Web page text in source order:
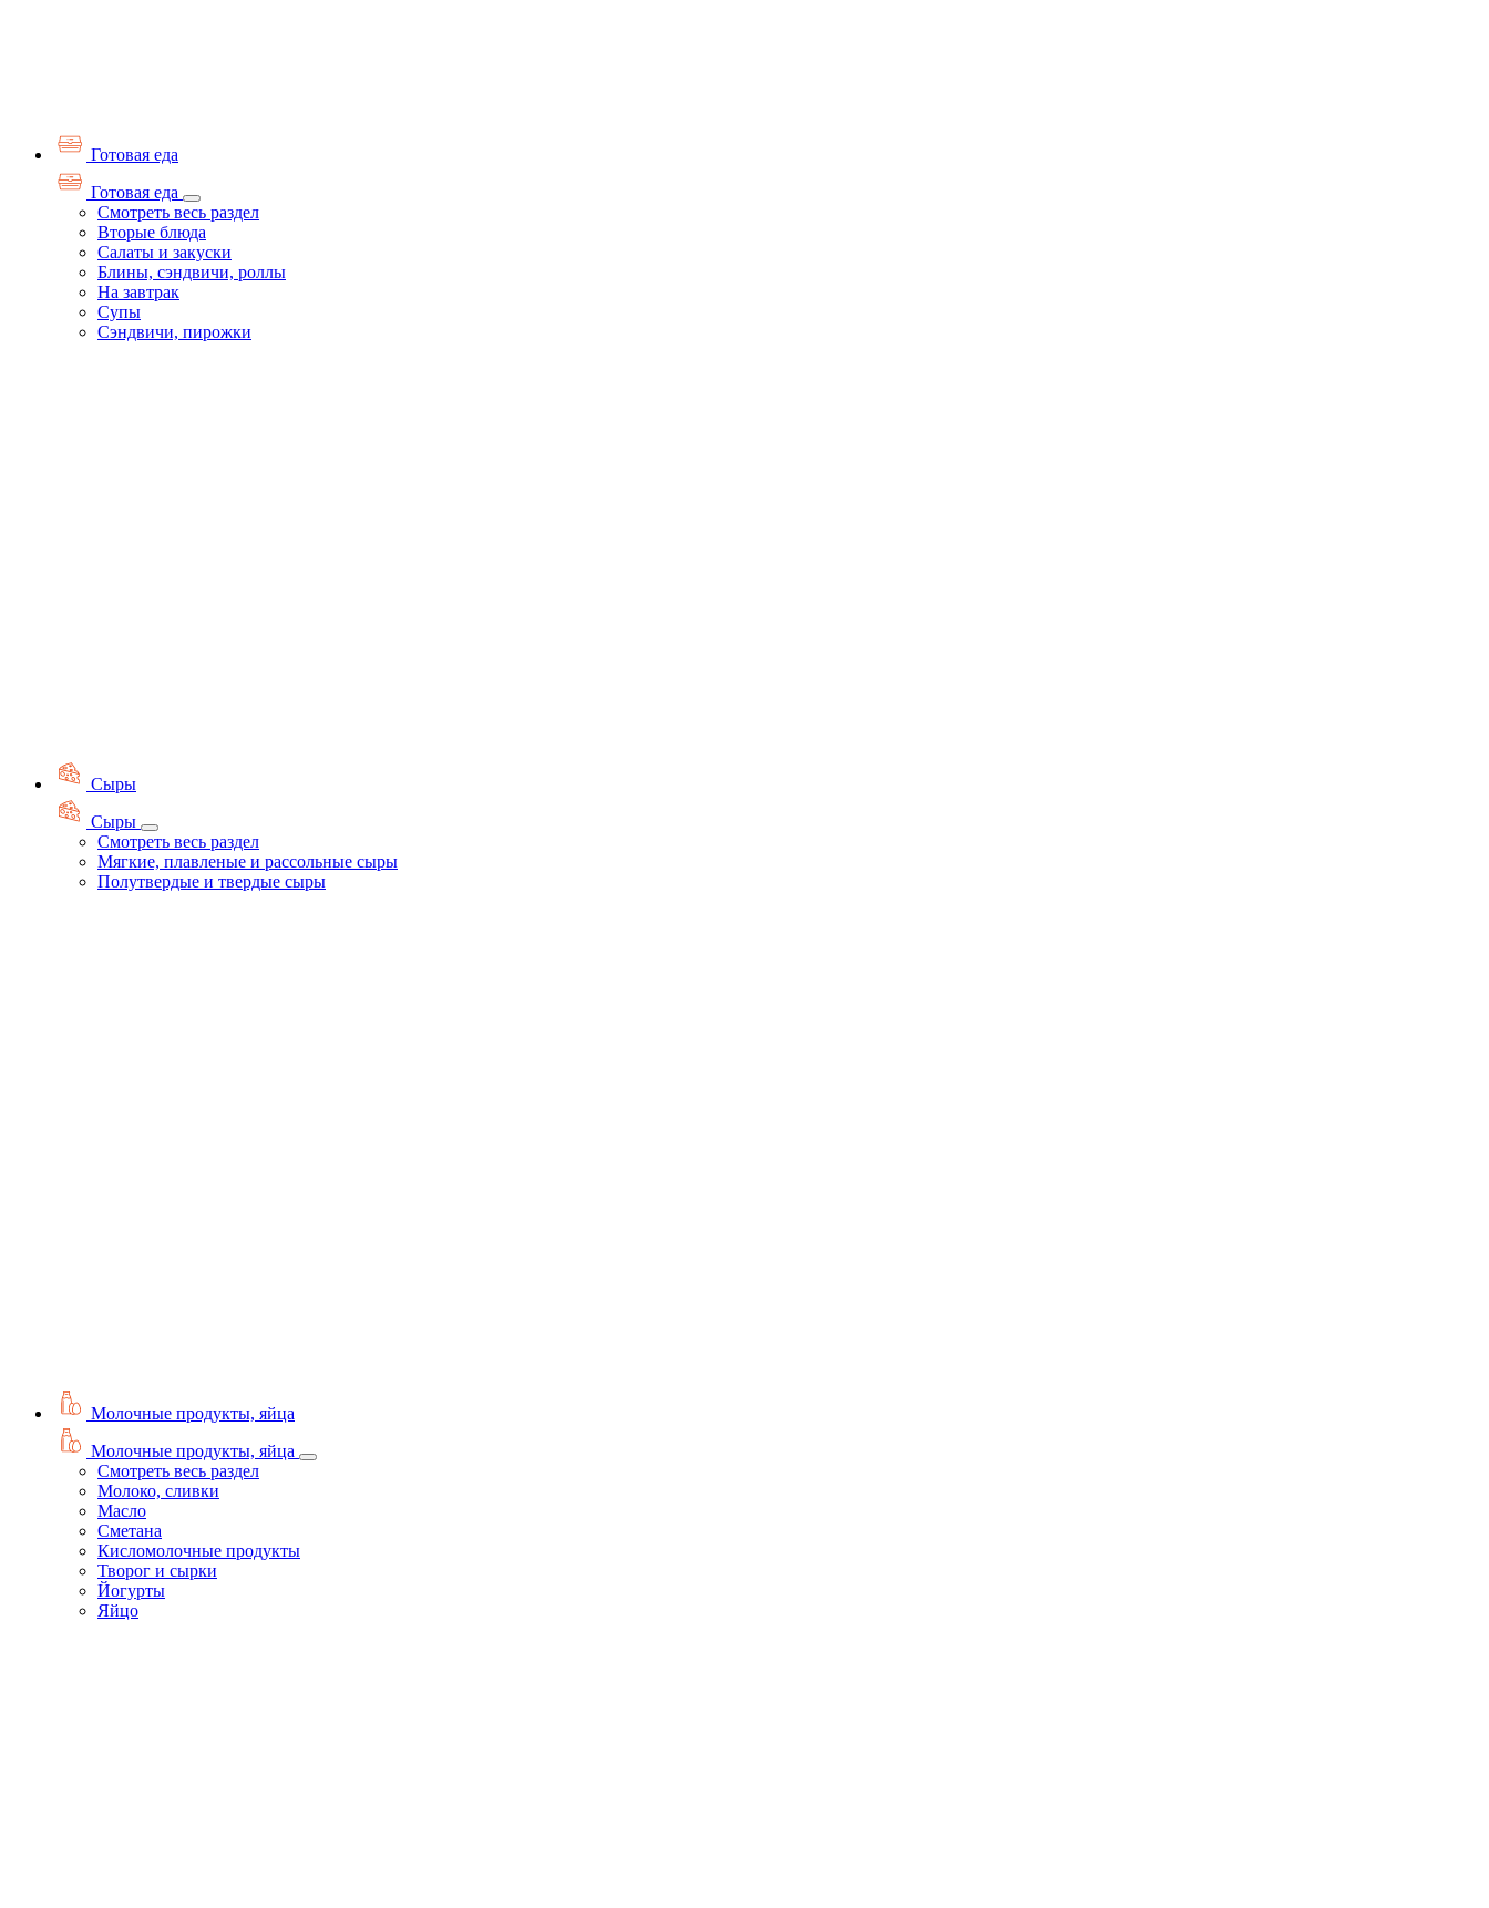
Готовая еда
Готовая еда
Смотреть весь раздел
Вторые блюда
Салаты и закуски
Блины, сэндвичи, роллы
На завтрак
Супы
Сэндвичи, пирожки
Сыры
Сыры
Смотреть весь раздел
Мягкие, плавленые и рассольные сыры
Полутвердые и твердые сыры
Молочные продукты, яйца
Молочные продукты, яйца
Смотреть весь раздел
Молоко, сливки
Масло
Сметана
Кисломолочные продукты
Творог и сырки
Йогурты
Яйцо